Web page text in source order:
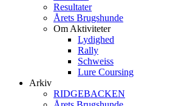
Resultater
Årets Brugshunde
Om Aktiviteter
Lydighed
Rally
Schweiss
Lure Coursing
Arkiv
RIDGEBACKEN